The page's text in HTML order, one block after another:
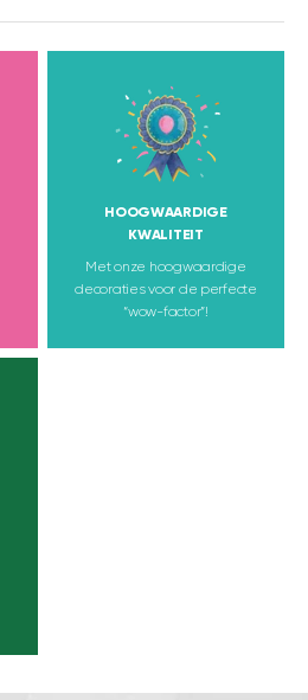
HOOGWAARDIGE
KWALITEIT
Met onze hoogwaardige
decoraties voor de perfecte
“wow-factor”!